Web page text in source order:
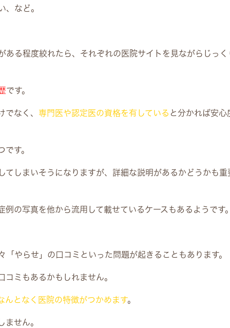
、など。
ある程度絞れたら、それぞれの医院サイトを見ながらじっく
です。
でなく、 専門医や認定医の資格を有している と分かれば安心
す。
てしまいそうになりますが、詳細な説明があるかどうかも重
例の写真を他から流用して載せているケースもあるようです
やらせ」の口コミといった問題が起きることもあります。
ミもあるかもしれません。
んとなく医院の特徴がつかめます。
ません。